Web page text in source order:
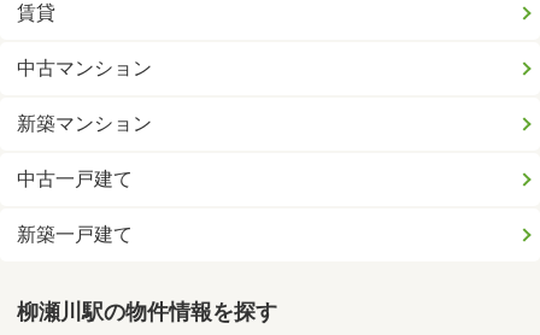
賃貸
中古マンション
新築マンション
中古一戸建て
新築一戸建て
柳瀬川駅の物件情報を探す